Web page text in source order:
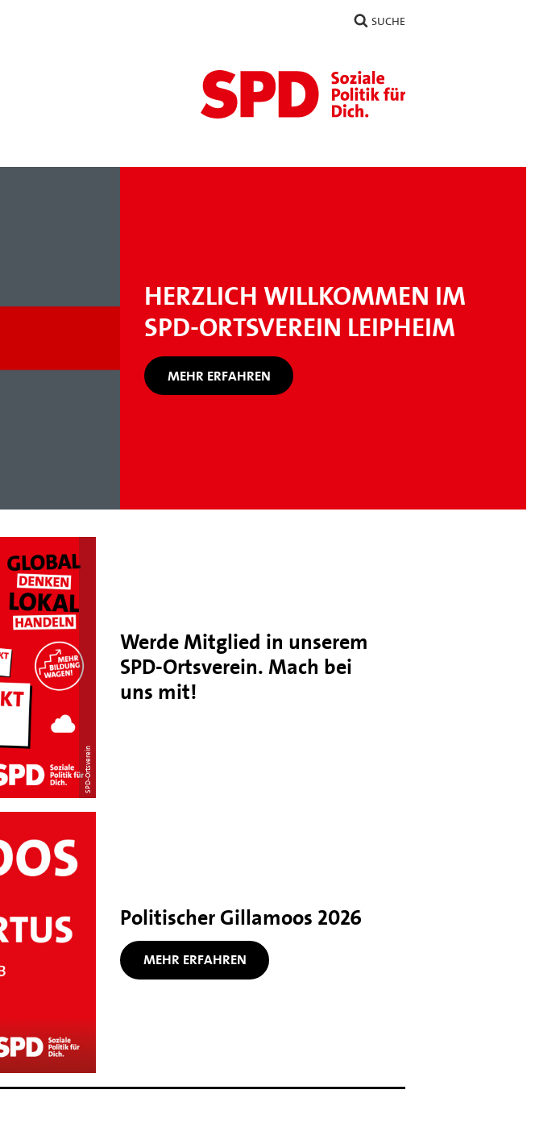
SUCHE
HERZLICH WILLKOMMEN IM
SPD-ORTSVEREIN LEIPHEIM
MEHR ERFAHREN
SPD-Ortsverein
Werde Mitglied in unserem
SPD-Ortsverein. Mach bei
uns mit!
Politischer Gillamoos 2026
MEHR ERFAHREN